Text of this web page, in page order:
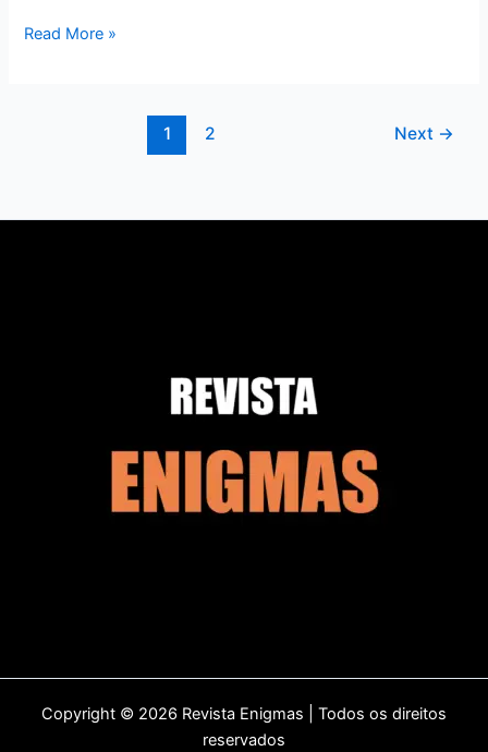
Read More »
1 2 Next →
Copyright © 2026 Revista Enigmas | Todos os direitos
reservados